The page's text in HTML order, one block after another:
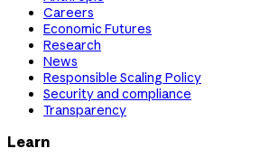
Careers
Economic Futures
Research
News
Responsible Scaling Policy
Security and compliance
Transparency
Learn